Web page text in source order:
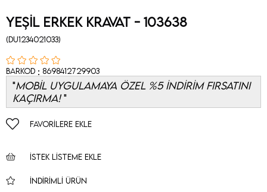
Yeşil Erkek Kravat - 103638
(DU1234021033)
Barkod : 8698412729903
MOBİL UYGULAMAYA ÖZEL %5 İNDİRİM FIRSATINI
KAÇIRMA!
FAVORILERE EKLE
İSTEK LISTEME EKLE
İNDIRIMLI ÜRÜN